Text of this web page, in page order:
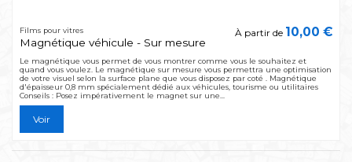
Films pour vitres
Magnétique véhicule - Sur mesure
À partir de 10,00 €
Le magnétique vous permet de vous montrer comme vous le souhaitez et
quand vous voulez. Le magnétique sur mesure vous permettra une optimisation
de votre visuel selon la surface plane que vous disposez par coté . Magnétique
d'épaisseur 0,8 mm spécialement dédié aux véhicules, tourisme ou utilitaires
Conseils : Posez impérativement le magnet sur une...
Voir